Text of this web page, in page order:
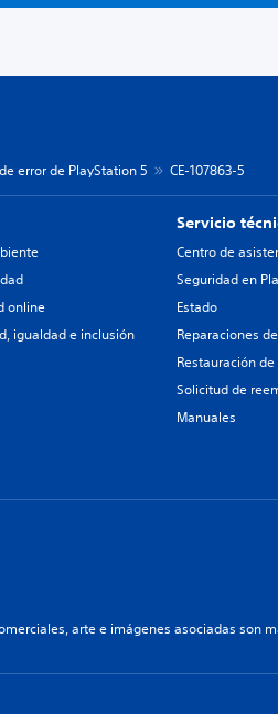
error de PlayStation 5 CE-107863-5
online
igualdad e inclusión
Servicio
Centro de
Seguridad en
Estado
Reparaciones
Restauración
Solicitud de
Manuales
arte e imágenes asociadas son